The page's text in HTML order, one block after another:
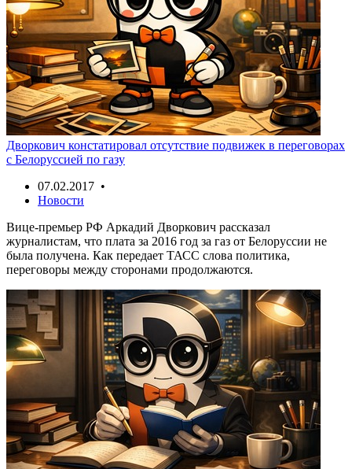
Дворкович констатировал отсутствие подвижек в переговорах
с Белоруссией по газу
07.02.2017 •
Новости
Вице-премьер РФ Аркадий Дворкович рассказал
журналистам, что плата за 2016 год за газ от Белоруссии не
была получена. Как передает ТАСС слова политика,
переговоры между сторонами продолжаются.